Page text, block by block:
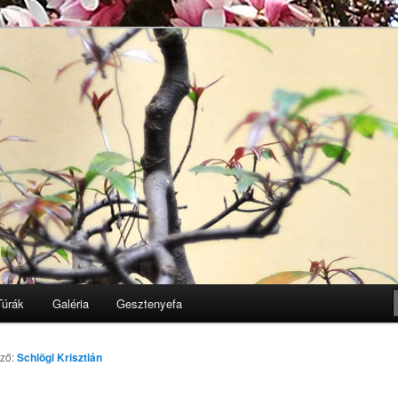
honlapja
Galéria Gesztenyefa
Schlögl Krisztián